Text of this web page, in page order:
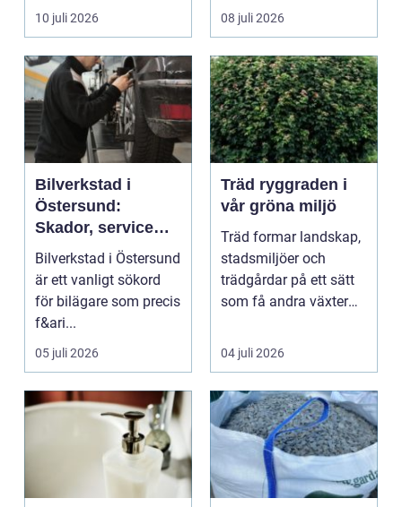
om det handlar om en
10 juli 2026
ekonomi i samma p...
08 juli 2026
Bilverkstad i
Östersund:
Skador, service
och smarta val för
din bil
Bilverkstad i Östersund
är ett vanligt sökord
för bilägare som precis
f&ari...
05 juli 2026
Träd ryggraden i
vår gröna miljö
Träd formar landskap,
stadsmiljöer och
trädgårdar på ett sätt
som få andra växter
04 juli 2026